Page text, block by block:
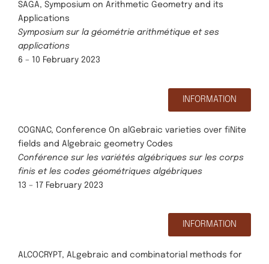
SAGA, Symposium on Arithmetic Geometry and its
Applications
Symposium sur la géométrie arithmétique et ses
applications
6 – 10 February 2023
INFORMATION
COGNAC, Conference On alGebraic varieties over fiNite
fields and Algebraic geometry Codes
Conférence sur les variétés algébriques sur les corps
finis et les codes géométriques algébriques
13 – 17 February 2023
INFORMATION
ALCOCRYPT, ALgebraic and combinatorial methods for